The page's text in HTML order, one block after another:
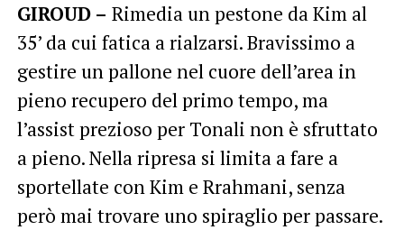
GIROUD – Rimedia un pestone da Kim al
35’ da cui fatica a rialzarsi. Bravissimo a
gestire un pallone nel cuore dell’area in
pieno recupero del primo tempo, ma
l’assist prezioso per Tonali non è sfruttato
a pieno. Nella ripresa si limita a fare a
sportellate con Kim e Rrahmani, senza
però mai trovare uno spiraglio per passare.